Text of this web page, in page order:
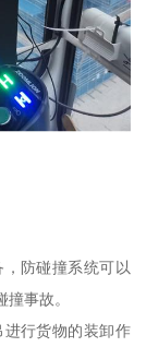
防碰撞系统可以
事故。
行货物的装卸作